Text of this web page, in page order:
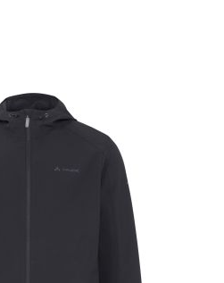
met de familiehond. Onze
heren en kinderen wordt
materialen vervaardigd.